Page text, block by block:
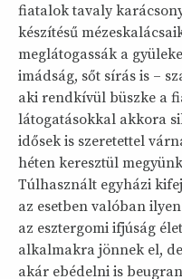
fiatalok tavaly
készítésű
meglátogassák a
imádság, sőt sírás is –
aki rendkívül büszke a
látogatásokkal akkora
idősek is szeretettel
héten keresztül
Túlhasznált egyházi
az esetben valóban
az esztergomi ifjúság
alkalmakra jönnek el,
akár ebédelni is